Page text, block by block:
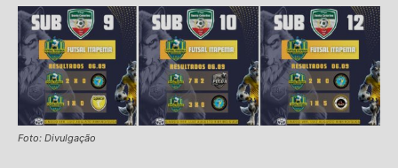
Foto: Divulgação